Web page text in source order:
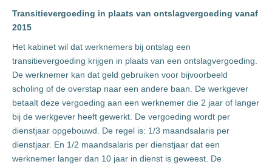
Transitievergoeding in plaats van ontslagvergoeding vanaf
2015
Het kabinet wil dat werknemers bij ontslag een
transitievergoeding krijgen in plaats van een ontslagvergoeding.
De werknemer kan dat geld gebruiken voor bijvoorbeeld
scholing of de overstap naar een andere baan. De werkgever
betaalt deze vergoeding aan een werknemer die 2 jaar of langer
bij de werkgever heeft gewerkt. De vergoeding wordt per
dienstjaar opgebouwd. De regel is: 1/3 maandsalaris per
dienstjaar. En 1/2 maandsalaris per dienstjaar dat een
werknemer langer dan 10 jaar in dienst is geweest. De